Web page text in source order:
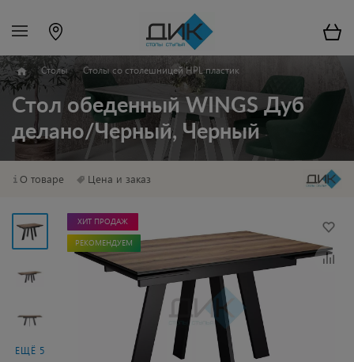
Столы Столы со столешницей HPL пластик
Стол обеденный WINGS Дуб
делано/Черный, Черный
О товаре Цена и заказ
ЕЩЁ 5
ХИТ ПРОДАЖ
РЕКОМЕНДУЕМ